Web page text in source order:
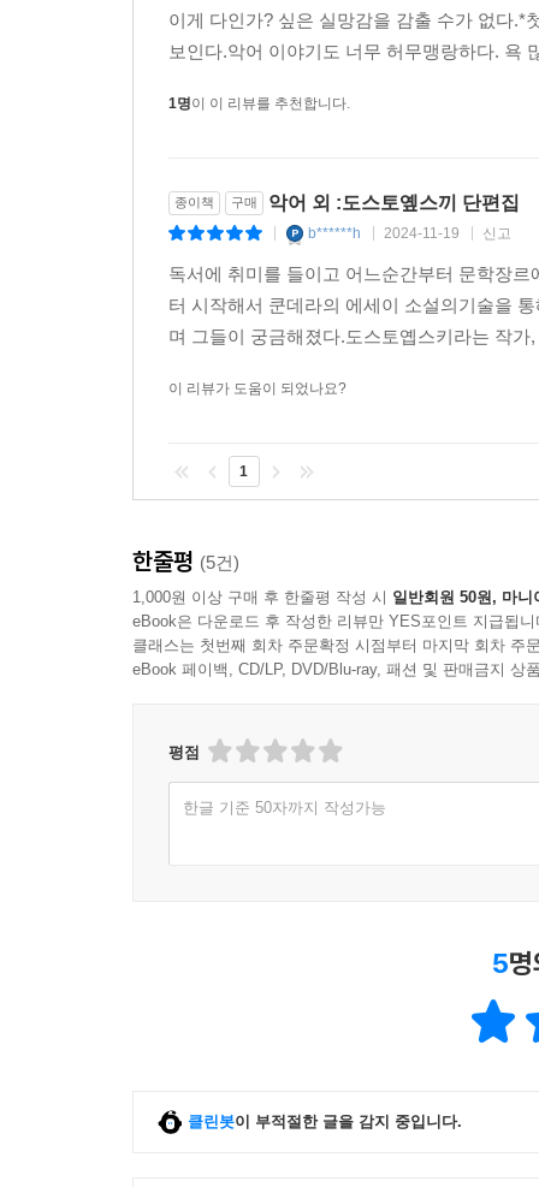
이게 다인가? 싶은 실망감을 감출 수가 없다.*
보인다.악어 이야기도 너무 허무맹랑하다. 욕
1명이 이 리뷰를 추천합니다.
종이책 구매 악어 외 :도스토옢스끼 단편집
b******h 2024-11-19 신고
독서에 취미를 들이고 어느순간부터 문학장
터 시작해서 쿤데라의 에세이 소설의기술을
며 그들이 궁금해졌다.도스토옙스키라는 작
이 리뷰가 도움이 되었나요?
1
한줄평 (5건)
1,000원 이상 구매 후 한줄평 작성 시 일반회원 50원, 마니
eBook은 다운로드 후 작성한 리뷰만 YES포인트 지급됩니
클래스는 첫번째 회차 주문확정 시점부터 마지막 회차 주
eBook 페이백, CD/LP, DVD/Blu-ray, 패션 및 판매금지 상
평점
한글 기준 50자까지 작성가능
5
클린봇이 부적절한 글을 감지 중입니다.